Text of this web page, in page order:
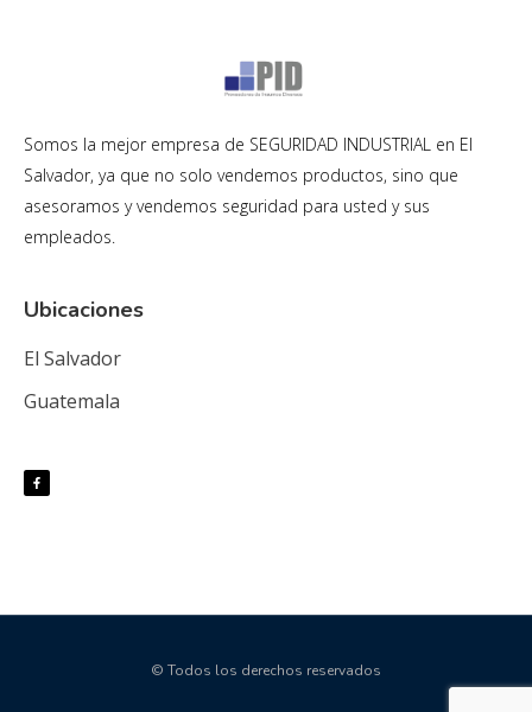
Somos la mejor empresa de SEGURIDAD INDUSTRIAL en El
Salvador, ya que no solo vendemos productos, sino que
asesoramos y vendemos seguridad para usted y sus
empleados.
Ubicaciones
El Salvador
Guatemala
© Todos los derechos reservados